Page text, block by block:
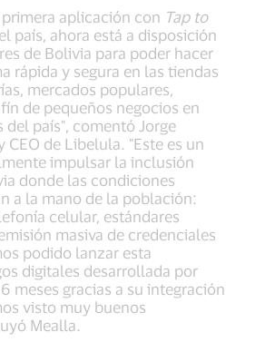
aplicación con Tap to
país, ahora está a disposición
de Bolivia para poder hacer
rápida y segura en las tiendas
mercados populares,
de pequeños negocios en
país", comentó Jorge
CEO de Libelula. "Este es un
impulsar la inclusión
donde las condiciones
a la mano de la población:
celular, estándares
masiva de credenciales
podido lanzar esta
digitales desarrollada por
meses gracias a su integración
visto muy buenos
Mealla.